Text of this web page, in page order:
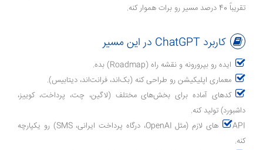
تقریباً 40 درصد مسیر رو برات هموار کنه.
کاربرد ChatGPT در این مسیر
ایده رو بپرورونه و نقشه راه (Roadmap) بده.
معماری اپلیکیشن رو طراحی کنه (بک‌اند، فرانت‌اند، دیتابیس).
کدهای آماده برای بخش‌های مختلف (لاگین، چت، پرداخت، کوییز،
داشبورد) تولید کنه.
APIهای لازم (مثل OpenAI، درگاه پرداخت ایرانی، SMS) رو یکپارچه
کنه.